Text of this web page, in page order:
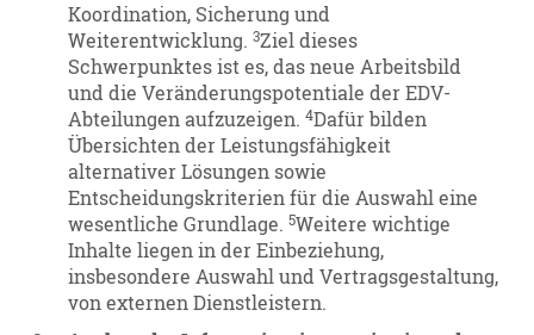
Koordination, Sicherung und
Weiterentwicklung.3Ziel dieses
Schwerpunktes ist es, das neue Arbeitsbild
und die Veränderungspotentiale der EDV-
Abteilungen aufzuzeigen.4Dafür bilden
Übersichten der Leistungsfähigkeit
alternativer Lösungen sowie
Entscheidungskriterien für die Auswahl eine
wesentliche Grundlage.5Weitere wichtige
Inhalte liegen in der Einbeziehung,
insbesondere Auswahl und Vertragsgestaltung,
von externen Dienstleistern.